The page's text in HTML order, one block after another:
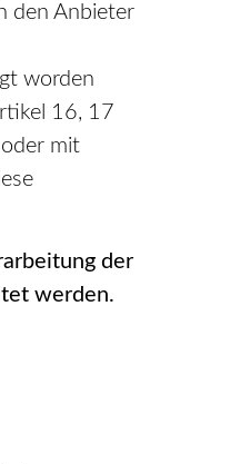
den Anbieter
worden
16, 17
mit
der
werden.